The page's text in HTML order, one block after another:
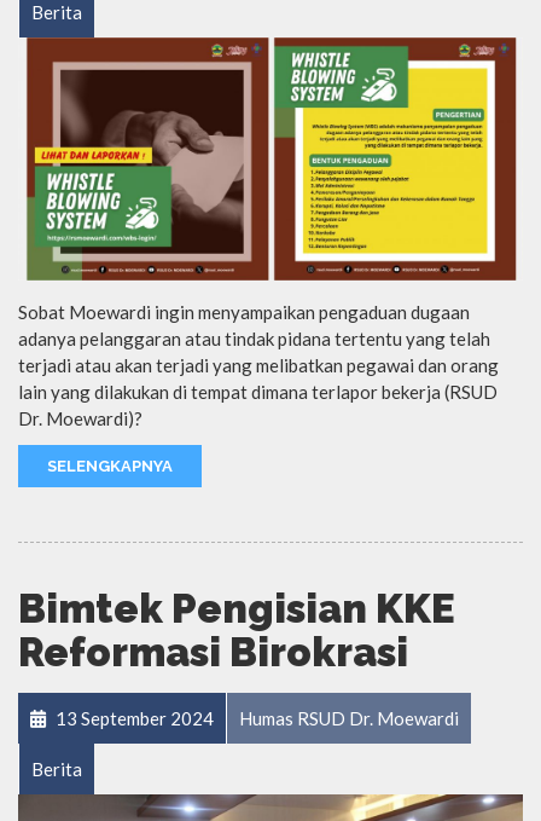
Berita
Sobat Moewardi ingin menyampaikan pengaduan dugaan
adanya pelanggaran atau tindak pidana tertentu yang telah
terjadi atau akan terjadi yang melibatkan pegawai dan orang
lain yang dilakukan di tempat dimana terlapor bekerja (RSUD
Dr. Moewardi)?
SELENGKAPNYA
Bimtek Pengisian KKE
Reformasi Birokrasi
13 September 2024 Humas RSUD Dr. Moewardi
Berita